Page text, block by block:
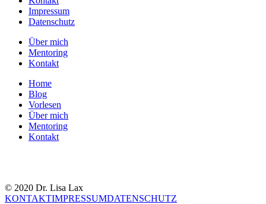
Impressum
Datenschutz
Über mich
Mentoring
Kontakt
Home
Blog
Vorlesen
Über mich
Mentoring
Kontakt
© 2020 Dr. Lisa Lax
KONTAKTIMPRESSUMDATENSCHUTZ